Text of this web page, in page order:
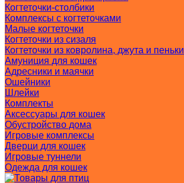
Когтеточки-столбики
Комплексы с когтеточками
Малые когтеточки
Когтеточки из сизаля
Когтеточки из ковролина, джута и пеньки
Амуниция для кошек
Адресники и маячки
Ошейники
Шлейки
Комплекты
Аксессуары для кошек
Обустройство дома
Игровые комплексы
Дверци для кошек
Игровые туннели
Одежда для кошек